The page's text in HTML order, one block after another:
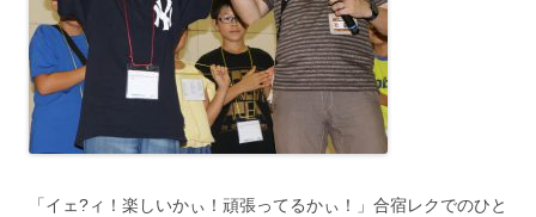
「イェ?ィ！楽しいかぃ！頑張ってるかぃ！」合宿レクでのひと